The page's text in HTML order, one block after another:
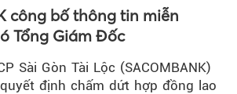
công bố thông tin miễn
Tổng Giám Đốc
Sài Gòn Tài Lộc (SACOMBANK)
định chấm dứt hợp đồng lao